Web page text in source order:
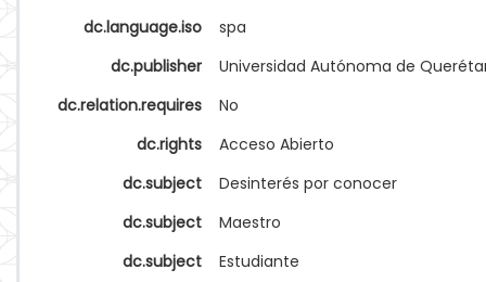
dc.language.iso
spa
dc.publisher
Universidad Autónoma de
dc.relation.requires
No
dc.rights
Acceso Abierto
dc.subject
Desinterés por conocer
dc.subject
Maestro
dc.subject
Estudiante